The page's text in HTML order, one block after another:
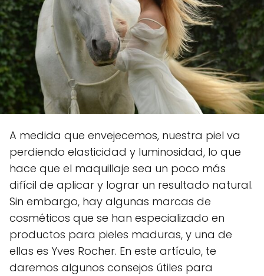
A medida que envejecemos, nuestra piel va
perdiendo elasticidad y luminosidad, lo que
hace que el maquillaje sea un poco más
difícil de aplicar y lograr un resultado natural.
Sin embargo, hay algunas marcas de
cosméticos que se han especializado en
productos para pieles maduras, y una de
ellas es Yves Rocher. En este artículo, te
daremos algunos consejos útiles para